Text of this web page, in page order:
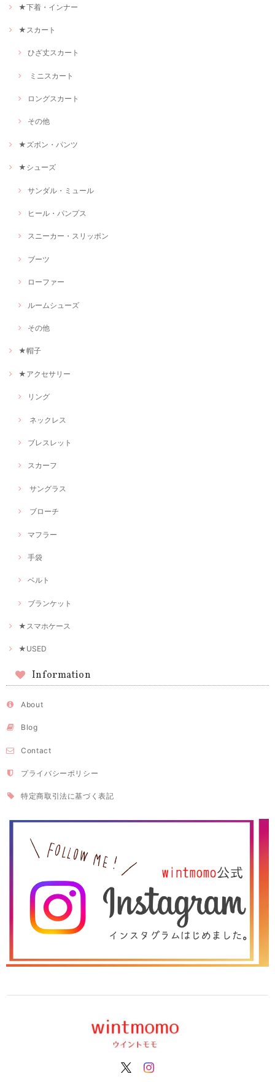
★下着・インナー
★スカート
ひざ丈スカート
ミニスカート
ロングスカート
その他
★ズボン・パンツ
★シューズ
サンダル・ミュール
ヒール・パンプス
スニーカー・スリッポン
ブーツ
ローファー
ルームシューズ
その他
★帽子
★アクセサリー
リング
ネックレス
ブレスレット
スカーフ
サングラス
ブローチ
マフラー
手袋
ベルト
ブランケット
★スマホケース
★USED
Information
About
Blog
Contact
プライバシーポリシー
特定商取引法に基づく表記